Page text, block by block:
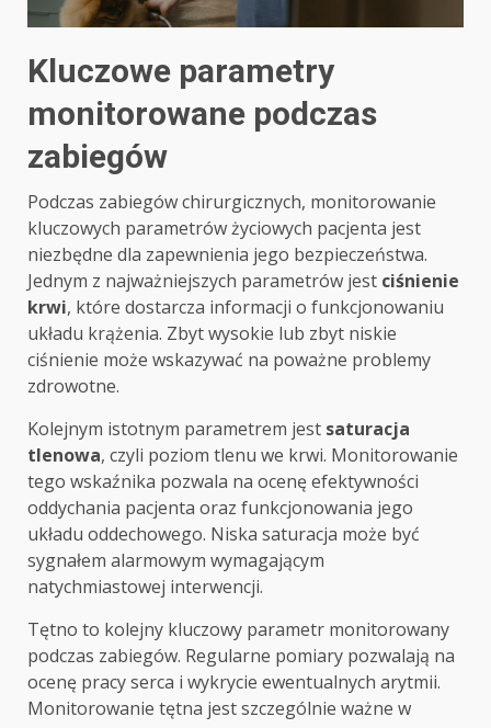
Kluczowe parametry
monitorowane podczas
zabiegów
Podczas zabiegów chirurgicznych, monitorowanie
kluczowych parametrów życiowych pacjenta jest
niezbędne dla zapewnienia jego bezpieczeństwa.
Jednym z najważniejszych parametrów jest ciśnienie
krwi, które dostarcza informacji o funkcjonowaniu
układu krążenia. Zbyt wysokie lub zbyt niskie
ciśnienie może wskazywać na poważne problemy
zdrowotne.
Kolejnym istotnym parametrem jest saturacja
tlenowa, czyli poziom tlenu we krwi. Monitorowanie
tego wskaźnika pozwala na ocenę efektywności
oddychania pacjenta oraz funkcjonowania jego
układu oddechowego. Niska saturacja może być
sygnałem alarmowym wymagającym
natychmiastowej interwencji.
Tętno to kolejny kluczowy parametr monitorowany
podczas zabiegów. Regularne pomiary pozwalają na
ocenę pracy serca i wykrycie ewentualnych arytmii.
Monitorowanie tętna jest szczególnie ważne w